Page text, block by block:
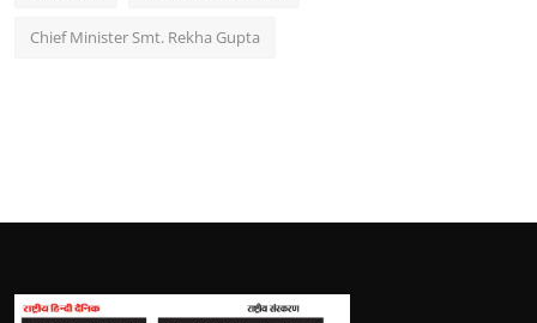
Chief Minister Smt. Rekha Gupta